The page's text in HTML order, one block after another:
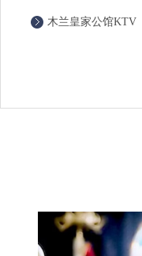
木兰皇家公馆KTV